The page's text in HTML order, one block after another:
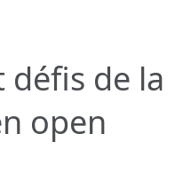
défis de la
open